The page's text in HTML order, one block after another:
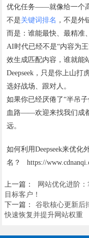
优化任务——就像给一个
不是关键词排名 ，不是外
而是：谁能最快、最精准
AI时代已经不是“内容为
效生成匹配内容，谁就能
Deepseek，只是你上山打
选好战场、跟对人。
如果你已经厌倦了“半吊
血路——欢迎来找我们成
远。
如何利用Deepseek来优化
名？ https://
上一篇：
网站优化进阶
目标客户！
下一篇：
谷歌核心更新后
快速恢复并提升网站权重